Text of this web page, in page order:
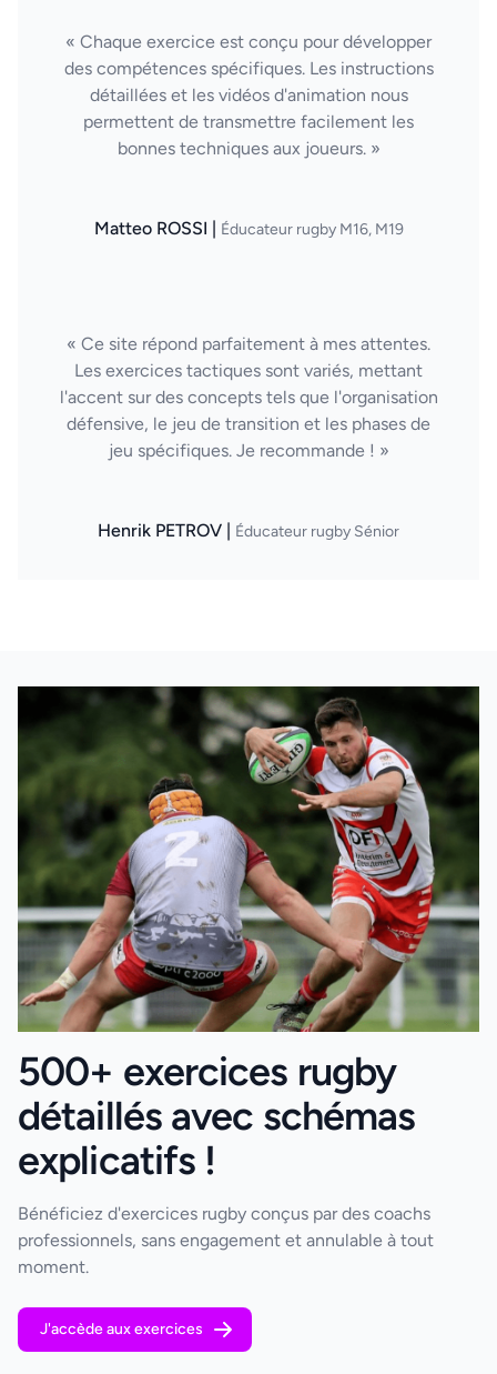
« Chaque exercice est conçu pour développer
des compétences spécifiques. Les instructions
détaillées et les vidéos d'animation nous
permettent de transmettre facilement les
bonnes techniques aux joueurs. »
Matteo ROSSI | Éducateur rugby M16, M19
« Ce site répond parfaitement à mes attentes.
Les exercices tactiques sont variés, mettant
l'accent sur des concepts tels que l'organisation
défensive, le jeu de transition et les phases de
jeu spécifiques. Je recommande ! »
Henrik PETROV | Éducateur rugby Sénior
500+ exercices rugby
détaillés avec schémas
explicatifs !
Bénéficiez d'exercices rugby conçus par des coachs
professionnels, sans engagement et annulable à tout
moment.
J'accède aux exercices